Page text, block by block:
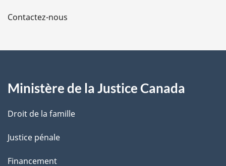
a
e
Contactez-nous
Ministère de la Justice Canada
Droit de la famille
Justice pénale
Financement